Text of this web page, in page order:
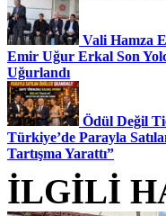
Vali Hamza
Emir Uğur Erkal Son
Uğurlandı
Ödül Değil
Türkiye’de Parayla
Tartışma Yarattı”
İLGİLİ